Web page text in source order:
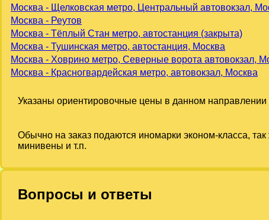
Москва - Щелковская метро, Центральный автовокзал,
Москва - Реутов
Москва - Тёплый Стан метро, автостанция (закрыта)
Москва - Тушинская метро, автостанция, Москва
Москва - Ховрино метро, Северные ворота автовокзал,
Москва - Красногвардейская метро, автовокзал, Москва
Указаны ориентировочные цены в данном
Обычно на заказ подаются иномарки эконом-класса,
минивены и т.п.
Вопросы и ответы